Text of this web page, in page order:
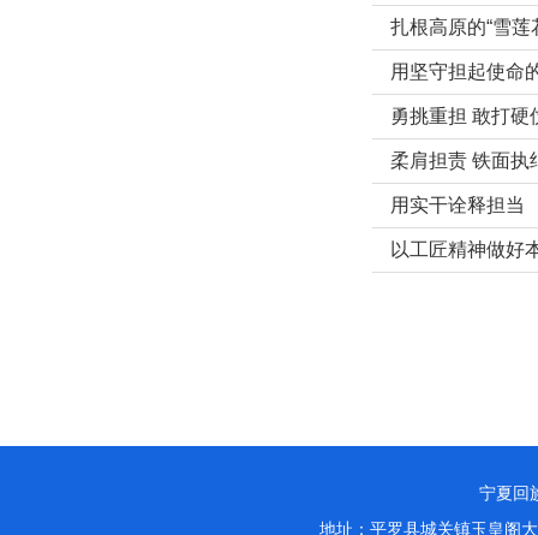
扎根高原的“雪莲
用坚守担起使命
勇挑重担 敢打硬
柔肩担责 铁面执
用实干诠释担当
以工匠精神做好
宁夏回
地址：平罗县城关镇玉皇阁